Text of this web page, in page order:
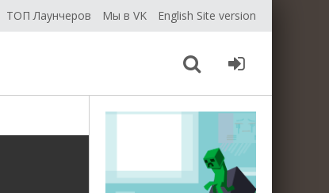
ТОП Лаунчеров Мы в VK English Site version